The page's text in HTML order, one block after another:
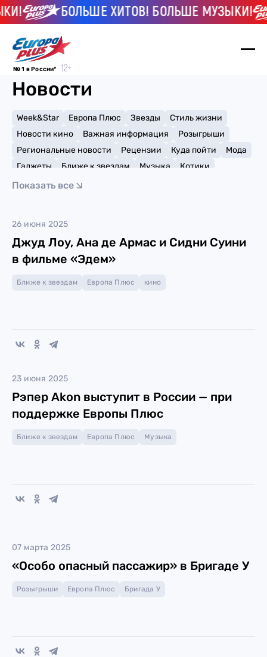
БОЛЬШЕ ХИТОВ! БОЛЬШЕ МУЗЫКИ!
№ 1 в России*
Новости
Week&Star Европа Плюс Звезды
Стиль жизни
Новости кино
Важная информация
Розыгрыши
Региональные новости
Рецензии Куда пойти
Мода
Гаджеты
Ближе к звездам Музыка
Котики
Мемы и тренды
Показать все
26 июня 2025
Джуд Лоу, Ана де Армас и Сидни Суини
в фильме «Эдем»
Ближе к звездам Европа Плюс кино
23 июня 2025
Рэпер Akon выступит в России — при
поддержке Европы Плюс
Ближе к звездам Европа Плюс Музыка
07 марта 2025
«Особо опасный пассажир» в Бригаде У
Розыгрыши Европа Плюс Бригада У